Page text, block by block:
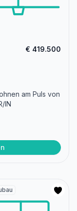
€ 419.500
am Puls von
IN